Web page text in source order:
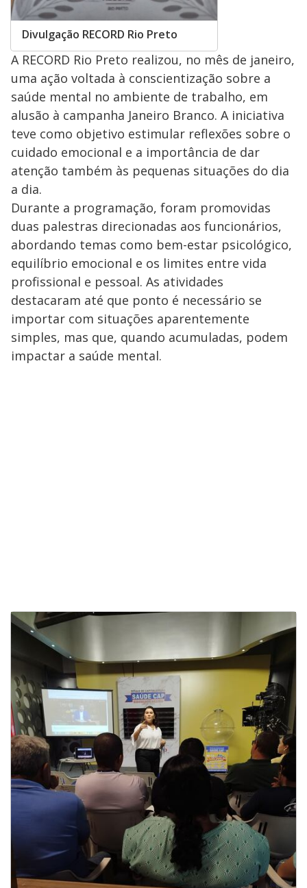
Divulgação RECORD Rio Preto
A RECORD Rio Preto realizou, no mês de janeiro,
uma ação voltada à conscientização sobre a
saúde mental no ambiente de trabalho, em
alusão à campanha Janeiro Branco. A iniciativa
teve como objetivo estimular reflexões sobre o
cuidado emocional e a importância de dar
atenção também às pequenas situações do dia
a dia.
Durante a programação, foram promovidas
duas palestras direcionadas aos funcionários,
abordando temas como bem-estar psicológico,
equilíbrio emocional e os limites entre vida
profissional e pessoal. As atividades
destacaram até que ponto é necessário se
importar com situações aparentemente
simples, mas que, quando acumuladas, podem
impactar a saúde mental.